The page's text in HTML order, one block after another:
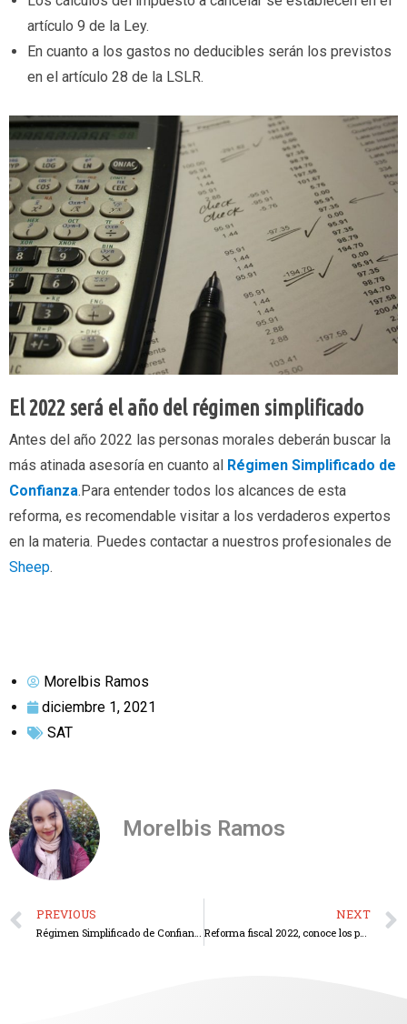
artículo 9 de la Ley.
En cuanto a los gastos no deducibles serán los previstos
en el artículo 28 de la LSLR.
El 2022 será el año del régimen simplificado
Antes del año 2022 las personas morales deberán buscar la
más atinada asesoría en cuanto al Régimen Simplificado de
Confianza.Para entender todos los alcances de esta
reforma, es recomendable visitar a los verdaderos expertos
en la materia. Puedes contactar a nuestros profesionales de
Sheep.
Morelbis Ramos
diciembre 1, 2021
SAT
Morelbis Ramos
PREVIOUS NEXT
Reforma fiscal 2022, conoce los puntos más importantes